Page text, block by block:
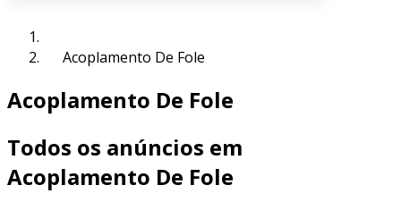
Acoplamento De Fole
Acoplamento De Fole
Todos os anúncios em
Acoplamento De Fole